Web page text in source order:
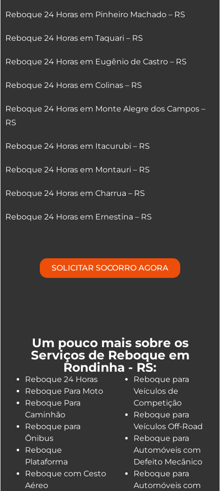
Reboque 24 Horas em Pinheiro Machado – RS
Reboque 24 Horas em Taquari – RS
Reboque 24 Horas em Eugênio de Castro – RS
Reboque 24 Horas em Colinas – RS
Reboque 24 Horas em Monte Alegre dos Campos –
RS
Reboque 24 Horas em Itacurubi – RS
Reboque 24 Horas em Montauri – RS
Reboque 24 Horas em Charrua – RS
Reboque 24 Horas em Ernestina – RS
SOLICITAR SOCORRO AGORA
Um pouco mais sobre os
Serviços de Reboque em
Rondinha - RS:
Reboque 24 Horas
Reboque Para Moto
Reboque Para
Caminhão
Reboque para
Ônibus
Reboque
Plataforma
Reboque com Cesto
Aéreo
Reboque para
Veículos de
Competição
Reboque para
Veículos Off-Road
Reboque para
Automóveis com
Defeito Mecânico
Reboque para
Automóveis com